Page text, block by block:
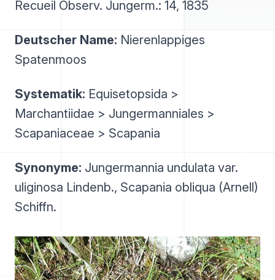
Recueil Observ. Jungerm.: 14, 1835
Deutscher Name: Nierenlappiges
Spatenmoos
Systematik: Equisetopsida >
Marchantiidae > Jungermanniales >
Scapaniaceae > Scapania
Synonyme: Jungermannia undulata var.
uliginosa Lindenb., Scapania obliqua (Arnell)
Schiffn.